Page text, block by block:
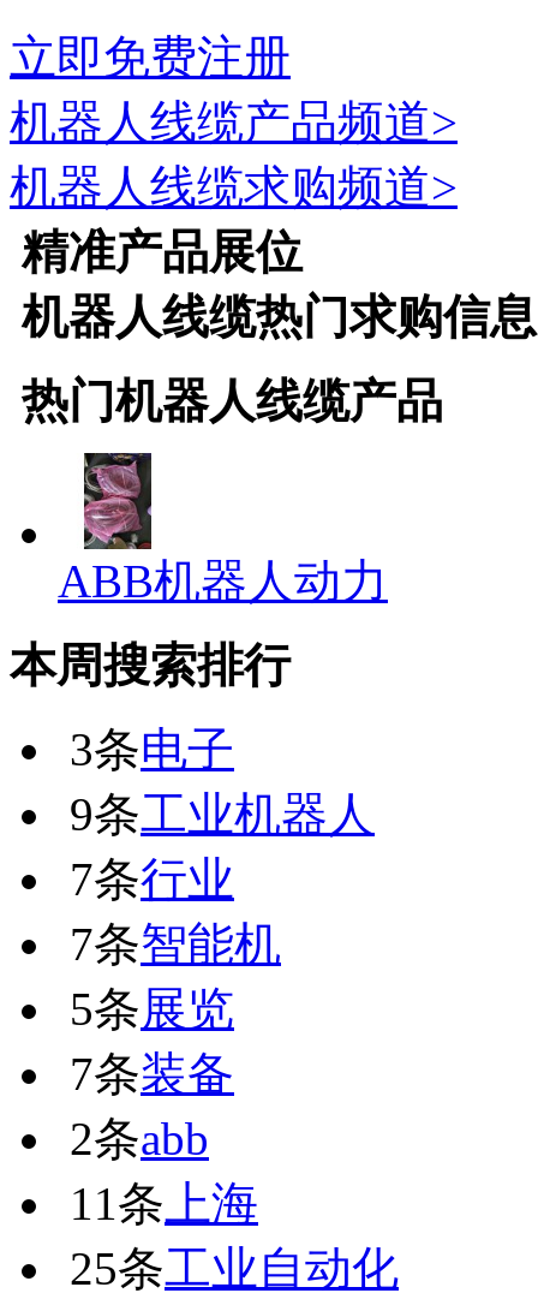
立即免费注册
机器人线缆产品频道>
机器人线缆求购频道>
精准产品展位
机器人线缆热门求购信息
热门机器人线缆产品
ABB机器人动力
本周搜索排行
3条电子
9条工业机器人
7条行业
7条智能机
5条展览
7条装备
2条abb
11条 上海
25条工业自动化